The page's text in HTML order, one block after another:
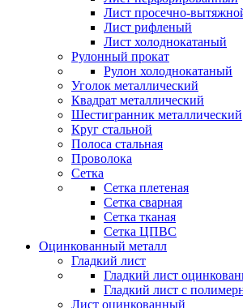
Лист просечно-
Лист рифленый
Лист холоднокатаный
Рулонный прокат
Рулон холоднокатаный
Уголок металлический
Квадрат металлический
Шестигранник металлический
Круг стальной
Полоса стальная
Проволока
Сетка
Сетка плетеная
Сетка сварная
Сетка тканая
Сетка ЦПВС
Оцинкованный металл
Гладкий лист
Гладкий лист
Гладкий лист с
Лист оцинкованный